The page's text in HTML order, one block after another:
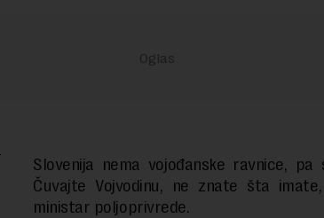
Slovenija nema vojođanske ravnice,
Čuvajte Vojvodinu, ne znate šta
ministar poljoprivrede.